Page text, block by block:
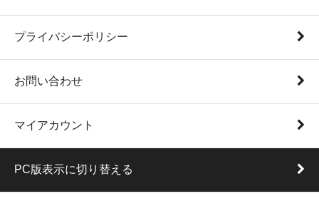
プライバシーポリシー
お問い合わせ
マイアカウント
PC版表示に切り替える